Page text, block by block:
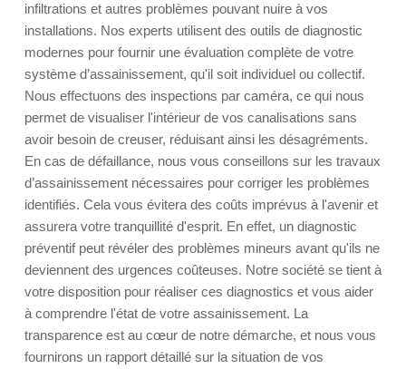
infiltrations et autres problèmes pouvant nuire à vos
installations. Nos experts utilisent des outils de diagnostic
modernes pour fournir une évaluation complète de votre
système d’assainissement, qu'il soit individuel ou collectif.
Nous effectuons des inspections par caméra, ce qui nous
permet de visualiser l'intérieur de vos canalisations sans
avoir besoin de creuser, réduisant ainsi les désagréments.
En cas de défaillance, nous vous conseillons sur les travaux
d’assainissement nécessaires pour corriger les problèmes
identifiés. Cela vous évitera des coûts imprévus à l'avenir et
assurera votre tranquillité d'esprit. En effet, un diagnostic
préventif peut révéler des problèmes mineurs avant qu'ils ne
deviennent des urgences coûteuses. Notre société se tient à
votre disposition pour réaliser ces diagnostics et vous aider
à comprendre l'état de votre assainissement. La
transparence est au cœur de notre démarche, et nous vous
fournirons un rapport détaillé sur la situation de vos